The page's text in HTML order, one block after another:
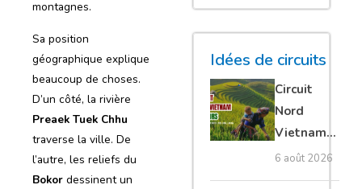
montagnes.
Sa position
géographique explique
beaucoup de choses.
D’un côté, la rivière
Preaek Tuek Chhu
traverse la ville. De
l’autre, les reliefs du
Bokor dessinent un
absolument
Idées de circuits
Circuit
Nord
Vietnam
15 jours :
Ha Giang
6 août 2026